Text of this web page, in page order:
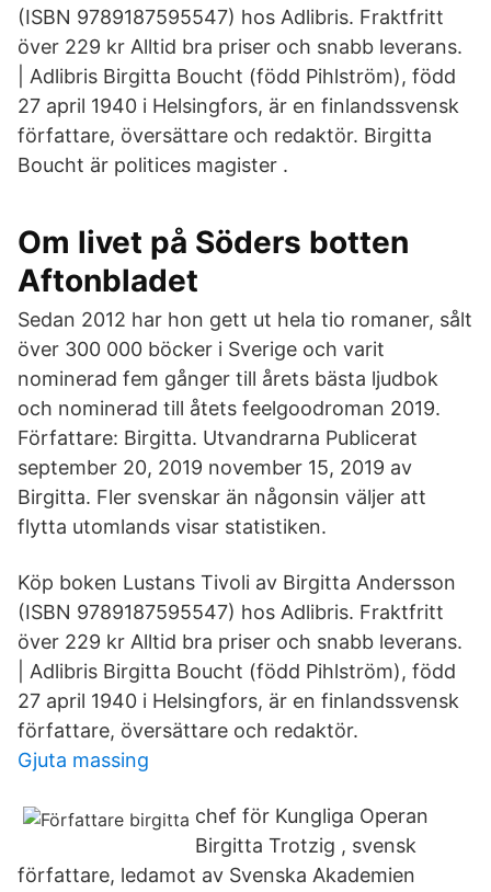
(ISBN 9789187595547) hos Adlibris. Fraktfritt
över 229 kr Alltid bra priser och snabb leverans.
| Adlibris Birgitta Boucht (född Pihlström), född
27 april 1940 i Helsingfors, är en finlandssvensk
författare, översättare och redaktör. Birgitta
Boucht är politices magister .
Om livet på Söders botten
Aftonbladet
Sedan 2012 har hon gett ut hela tio romaner, sålt
över 300 000 böcker i Sverige och varit
nominerad fem gånger till årets bästa ljudbok
och nominerad till åtets feelgoodroman 2019.
Författare: Birgitta. Utvandrarna Publicerat
september 20, 2019 november 15, 2019 av
Birgitta. Fler svenskar än någonsin väljer att
flytta utomlands visar statistiken.
Köp boken Lustans Tivoli av Birgitta Andersson
(ISBN 9789187595547) hos Adlibris. Fraktfritt
över 229 kr Alltid bra priser och snabb leverans.
| Adlibris Birgitta Boucht (född Pihlström), född
27 april 1940 i Helsingfors, är en finlandssvensk
författare, översättare och redaktör.
Gjuta massing
chef för Kungliga Operan
Birgitta Trotzig , svensk
författare, ledamot av Svenska Akademien